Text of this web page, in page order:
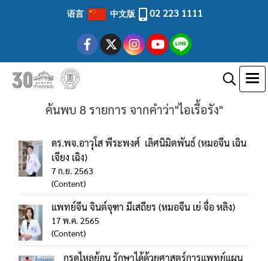
语言 中文版 02 223 1111
ค้นพบ 8 รายการ จากคำว่า"ไอเรื้อรัง"
ดร.พจ.อาวุโส พีระพงศ์ เลิศนิมิตพันธ์ (หมอจีน เฉิน
เจียง เฉิง)
7 ก.ย. 2563
(Content)
แพทย์จีน จินต์จุฑา มีเสถียร (หมอจีน เย่ จื่อ หลิง)
17 พ.ค. 2565
(Content)
กรดไหลย้อน รักษาได้ด้วยศาสตร์การแพทย์แผน